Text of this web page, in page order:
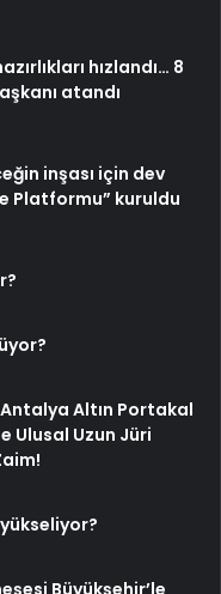
hızlandı… 8
atandı
inşası için dev
Platformu” kuruldu
Altın Portakal
Ulusal Uzun Jüri